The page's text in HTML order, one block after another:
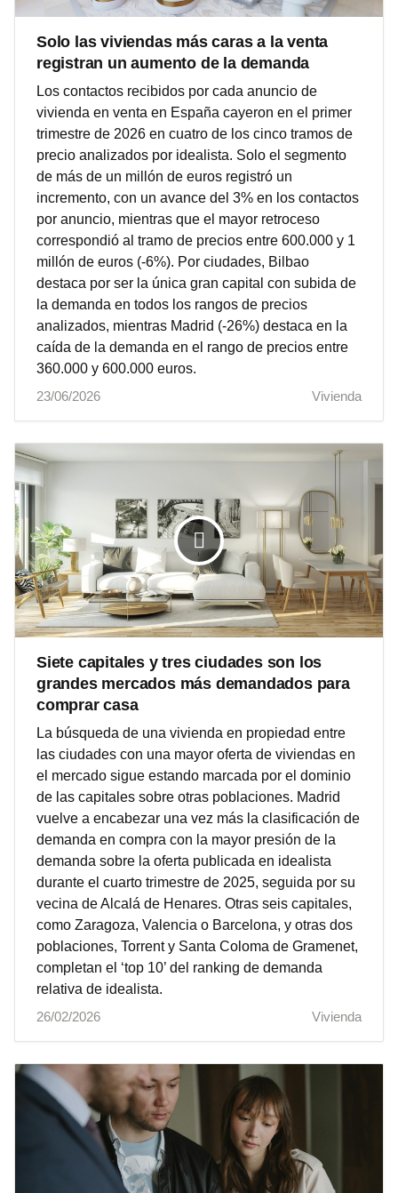
Solo las viviendas más caras a la venta
registran un aumento de la demanda
Los contactos recibidos por cada anuncio de
vivienda en venta en España cayeron en el primer
trimestre de 2026 en cuatro de los cinco tramos de
precio analizados por idealista. Solo el segmento
de más de un millón de euros registró un
incremento, con un avance del 3% en los contactos
por anuncio, mientras que el mayor retroceso
correspondió al tramo de precios entre 600.000 y 1
millón de euros (-6%). Por ciudades, Bilbao
destaca por ser la única gran capital con subida de
la demanda en todos los rangos de precios
analizados, mientras Madrid (-26%) destaca en la
caída de la demanda en el rango de precios entre
360.000 y 600.000 euros.
23/06/2026
Vivienda
Siete capitales y tres ciudades son los
grandes mercados más demandados para
comprar casa
La búsqueda de una vivienda en propiedad entre
las ciudades con una mayor oferta de viviendas en
el mercado sigue estando marcada por el dominio
de las capitales sobre otras poblaciones. Madrid
vuelve a encabezar una vez más la clasificación de
demanda en compra con la mayor presión de la
demanda sobre la oferta publicada en idealista
durante el cuarto trimestre de 2025, seguida por su
vecina de Alcalá de Henares. Otras seis capitales,
como Zaragoza, Valencia o Barcelona, y otras dos
poblaciones, Torrent y Santa Coloma de Gramenet,
completan el ‘top 10’ del ranking de demanda
relativa de idealista.
26/02/2026
Vivienda